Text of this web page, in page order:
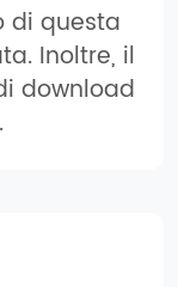
di questa
Inoltre, il
download